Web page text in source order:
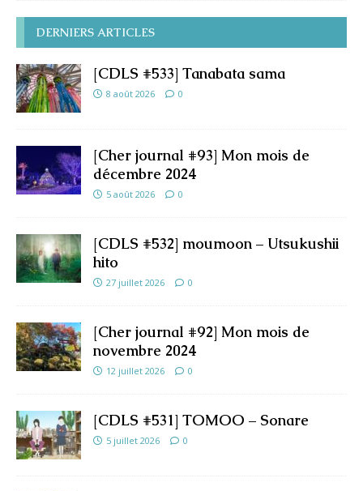
DERNIERS ARTICLES
[CDLS #533] Tanabata sama
8 août 2026 0
[Cher journal #93] Mon mois de
décembre 2024
5 août 2026 0
[CDLS #532] moumoon – Utsukushii
hito
27 juillet 2026 0
[Cher journal #92] Mon mois de
novembre 2024
12 juillet 2026 0
[CDLS #531] TOMOO – Sonare
5 juillet 2026 0